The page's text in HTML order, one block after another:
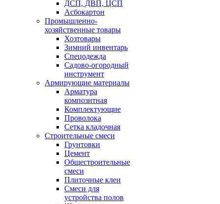
ДСП, ДВП, ЦСП
Асбокартон
Промышленно-
хозяйственные товары
Хозтовары
Зимний инвентарь
Спецодежда
Садово-огородный
инструмент
Армирующие материалы
Арматура
композитная
Комплектующие
Проволока
Сетка кладочная
Строительные смеси
Грунтовки
Цемент
Общестроительные
смеси
Плиточные клеи
Смеси для
устройства полов